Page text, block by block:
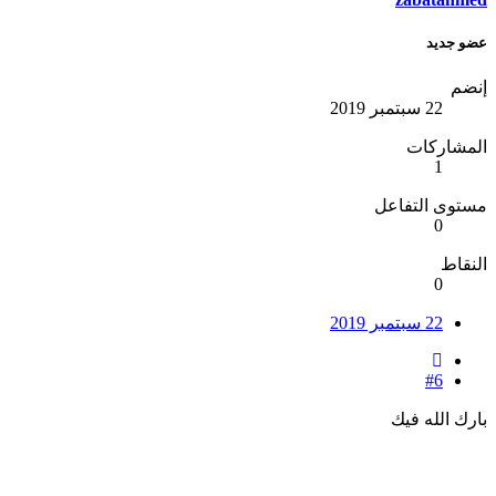
عضو جديد
إنضم
22 سبتمبر 2019
المشاركات
1
مستوى التفاعل
0
النقاط
0
22 سبتمبر 2019
#6
بارك الله فيك